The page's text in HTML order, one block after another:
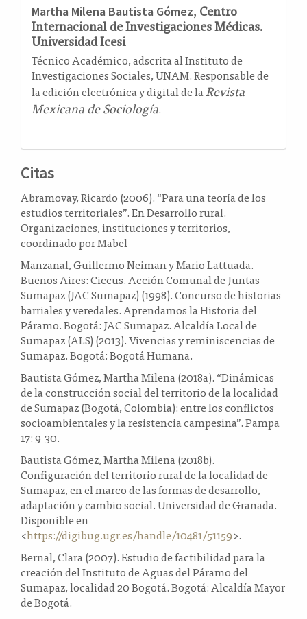
Martha Milena Bautista Gómez, Centro
Internacional de Investigaciones Médicas.
Universidad Icesi
Técnico Académico, adscrita al Instituto de
Investigaciones Sociales, UNAM. Responsable de
la edición electrónica y digital de laRevista
Mexicana de Sociología.
Citas
Abramovay, Ricardo (2006). “Para una teoría de los
estudios territoriales”. En Desarrollo rural.
Organizaciones, instituciones y territorios,
coordinado por Mabel
Manzanal, Guillermo Neiman y Mario Lattuada.
Buenos Aires: Ciccus. Acción Comunal de Juntas
Sumapaz (JAC Sumapaz) (1998). Concurso de historias
barriales y veredales. Aprendamos la Historia del
Páramo. Bogotá: JAC Sumapaz. Alcaldía Local de
Sumapaz (ALS) (2013). Vivencias y reminiscencias de
Sumapaz. Bogotá: Bogotá Humana.
Bautista Gómez, Martha Milena (2018a). “Dinámicas
de la construcción social del territorio de la localidad
de Sumapaz (Bogotá, Colombia): entre los conflictos
socioambientales y la resistencia campesina”. Pampa
17: 9-30.
Bautista Gómez, Martha Milena (2018b).
Configuración del territorio rural de la localidad de
Sumapaz, en el marco de las formas de desarrollo,
adaptación y cambio social. Universidad de Granada.
Disponible en
<https://digibug.ugr.es/handle/10481/51159>.
Bernal, Clara (2007). Estudio de factibilidad para la
creación del Instituto de Aguas del Páramo del
Sumapaz, localidad 20 Bogotá. Bogotá: Alcaldía Mayor
de Bogotá.